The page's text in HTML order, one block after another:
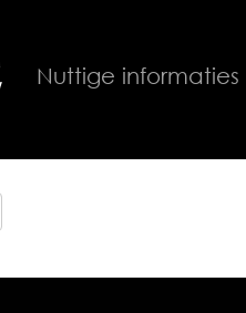
Nuttige informaties